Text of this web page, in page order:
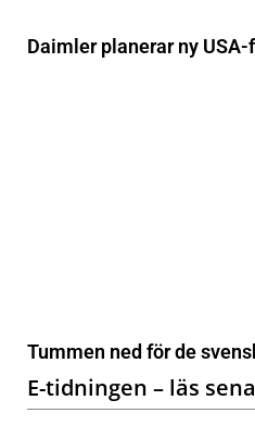
Daimler planerar ny
Tummen ned för de
E-tidningen – läs